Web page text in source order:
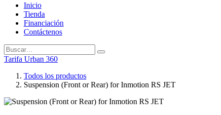
Inicio
Tienda
Financiación
Contáctenos
Tarifa Urban 360
Todos los productos
Suspension (Front or Rear) for Inmotion RS JET